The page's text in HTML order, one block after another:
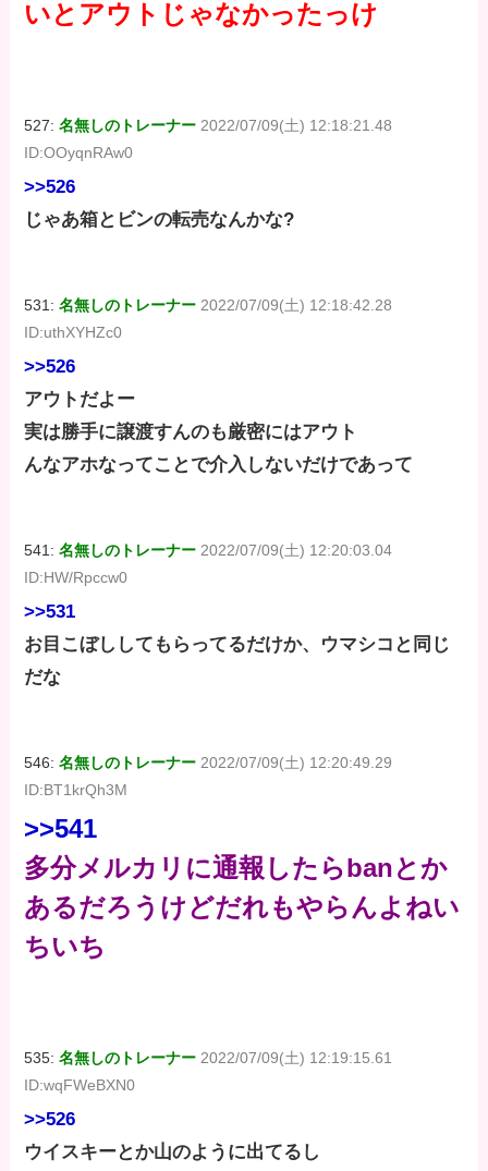
いとアウトじゃなかったっけ
527:名無しのトレーナー 2022/07/09(土) 12:18:21.48
ID:OOyqnRAw0
>>526
じゃあ箱とビンの転売なんかな?
531:名無しのトレーナー 2022/07/09(土) 12:18:42.28
ID:uthXYHZc0
>>526
アウトだよー
実は勝手に譲渡すんのも厳密にはアウト
んなアホなってことで介入しないだけであって
541:名無しのトレーナー 2022/07/09(土) 12:20:03.04
ID:HW/Rpccw0
>>531
お目こぼししてもらってるだけか、ウマシコと同じ
だな
546:名無しのトレーナー 2022/07/09(土) 12:20:49.29
ID:BT1krQh3M
>>541
多分メルカリに通報したらbanとか
あるだろうけどだれもやらんよねい
ちいち
535:名無しのトレーナー 2022/07/09(土) 12:19:15.61
ID:wqFWeBXN0
>>526
ウイスキーとか山のように出てるし